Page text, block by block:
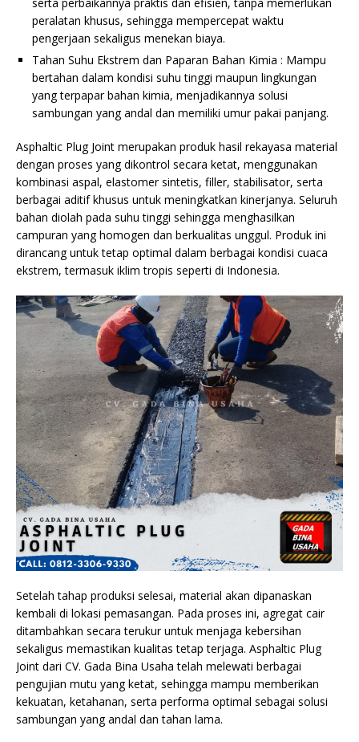
serta perbaikannya praktis dan efisien, tanpa memerlukan
peralatan khusus, sehingga mempercepat waktu
pengerjaan sekaligus menekan biaya.
Tahan Suhu Ekstrem dan Paparan Bahan Kimia : Mampu
bertahan dalam kondisi suhu tinggi maupun lingkungan
yang terpapar bahan kimia, menjadikannya solusi
sambungan yang andal dan memiliki umur pakai panjang.
Asphaltic Plug Joint merupakan produk hasil rekayasa material
dengan proses yang dikontrol secara ketat, menggunakan
kombinasi aspal, elastomer sintetis, filler, stabilisator, serta
berbagai aditif khusus untuk meningkatkan kinerjanya. Seluruh
bahan diolah pada suhu tinggi sehingga menghasilkan
campuran yang homogen dan berkualitas unggul. Produk ini
dirancang untuk tetap optimal dalam berbagai kondisi cuaca
ekstrem, termasuk iklim tropis seperti di Indonesia.
Setelah tahap produksi selesai, material akan dipanaskan
kembali di lokasi pemasangan. Pada proses ini, agregat cair
ditambahkan secara terukur untuk menjaga kebersihan
sekaligus memastikan kualitas tetap terjaga. Asphaltic Plug
Joint dari CV. Gada Bina Usaha telah melewati berbagai
pengujian mutu yang ketat, sehingga mampu memberikan
kekuatan, ketahanan, serta performa optimal sebagai solusi
sambungan yang andal dan tahan lama.